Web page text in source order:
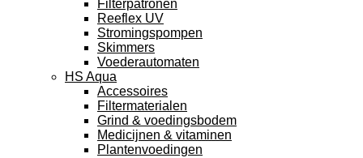
Filterpatronen
Reeflex UV
Stromingspompen
Skimmers
Voederautomaten
HS Aqua
Accessoires
Filtermaterialen
Grind & voedingsbodem
Medicijnen & vitaminen
Plantenvoedingen